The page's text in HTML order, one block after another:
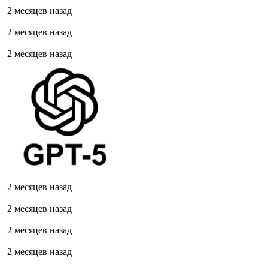
2 месяцев назад
2 месяцев назад
2 месяцев назад
2 месяцев назад
2 месяцев назад
2 месяцев назад
2 месяцев назад